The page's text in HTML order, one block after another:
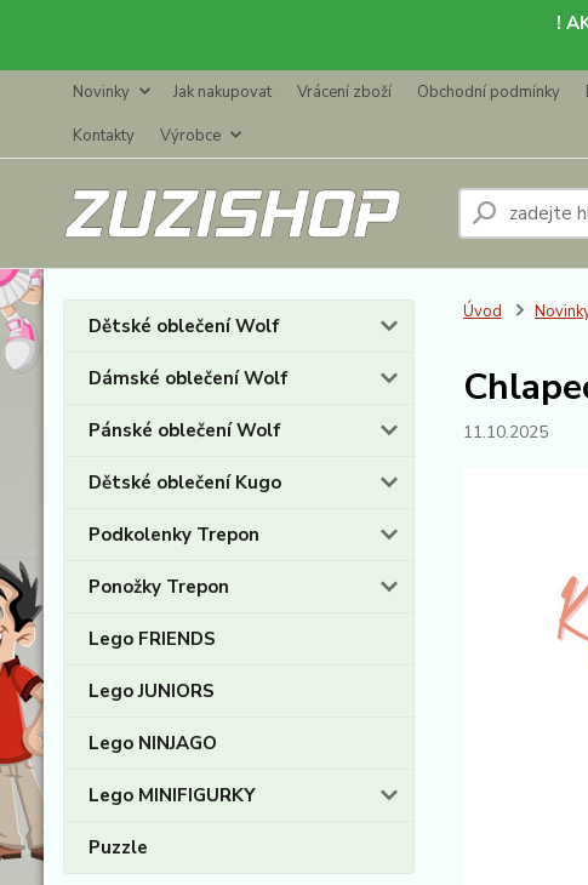
!
Novinky Jak nakupovat Vrácení zboží Obchodní podmínky
Kontakty
Výrobce
Dětské oblečení Wolf
Dámské oblečení Wolf
Pánské oblečení Wolf
Dětské oblečení Kugo
Podkolenky Trepon
Ponožky Trepon
Lego FRIENDS
Lego JUNIORS
Lego NINJAGO
Lego MINIFIGURKY
Puzzle
Úvod
11.10.2025